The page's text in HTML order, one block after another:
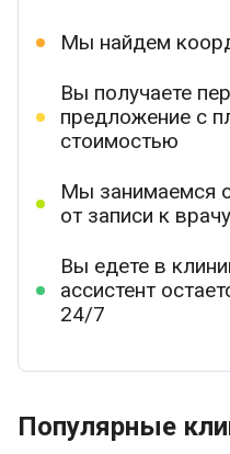
Мы найдем
Вы получаете
предложение с
стоимостью
Мы занимаемся
от записи к
Вы едете в
ассистент
24/7
Популярные